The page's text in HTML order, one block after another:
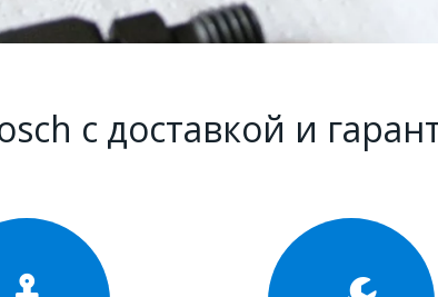
купить ТНВД или
топливная аппаратура у нас!
ценам и с реальной
с доставкой и